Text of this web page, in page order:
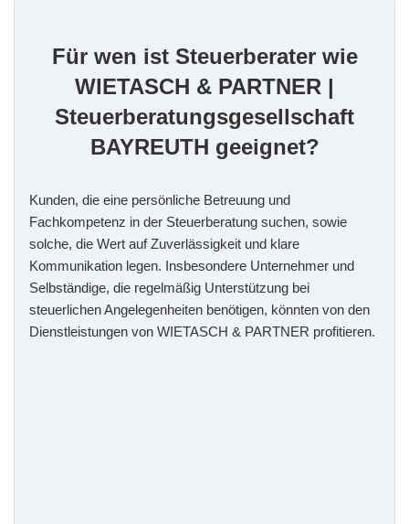
Für wen ist Steuerberater wie
WIETASCH & PARTNER |
Steuerberatungsgesellschaft
BAYREUTH geeignet?
Kunden, die eine persönliche Betreuung und
Fachkompetenz in der Steuerberatung suchen, sowie
solche, die Wert auf Zuverlässigkeit und klare
Kommunikation legen. Insbesondere Unternehmer und
Selbständige, die regelmäßig Unterstützung bei
steuerlichen Angelegenheiten benötigen, könnten von den
Dienstleistungen von WIETASCH & PARTNER profitieren.